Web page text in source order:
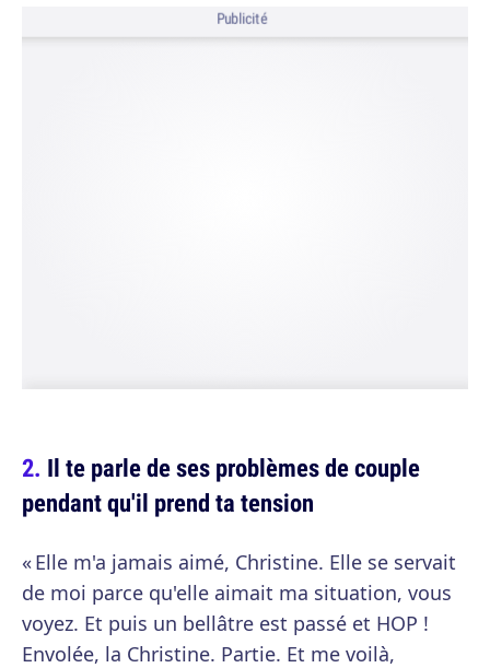
Publicité
Il te parle de ses problèmes de couple
pendant qu'il prend ta tension
« Elle m'a jamais aimé, Christine. Elle se servait
de moi parce qu'elle aimait ma situation, vous
voyez. Et puis un bellâtre est passé et HOP !
Envolée, la Christine. Partie. Et me voilà,